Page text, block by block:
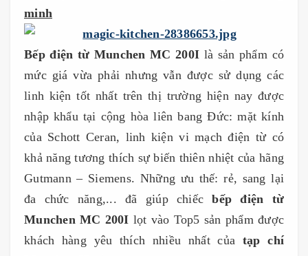
minh
Bếp điện từ Munchen MC 200I là sản phẩm có
mức giá vừa phải nhưng vẫn được sử dụng các
linh kiện tốt nhất trên thị trường hiện nay được
nhập khẩu tại cộng hòa liên bang Đức: mặt kính
của Schott Ceran, linh kiện vi mạch điện từ có
khả năng tương thích sự biến thiên nhiệt của hãng
Gutmann – Siemens. Những ưu thế: rẻ, sang lại
đa chức năng,... đã giúp chiếcbếp điện từ
Munchen MC 200I lọt vào Top5 sản phẩm được
khách hàng yêu thích nhiều nhất của tạp chí